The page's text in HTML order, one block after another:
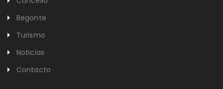
Begonte
Turismo
Noticias
Contacto